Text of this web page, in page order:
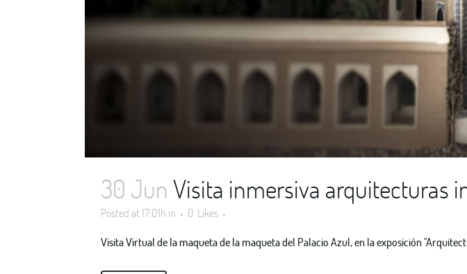
30 JunVisita inmersiva arquitecturas
Posted at 17:01h in 0 Likes
Visita Virtual de la maqueta de la maqueta del Palacio Azul, en la exposición